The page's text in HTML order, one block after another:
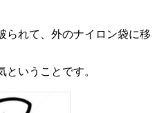
られて、外のナイロン袋に移
いうことです。